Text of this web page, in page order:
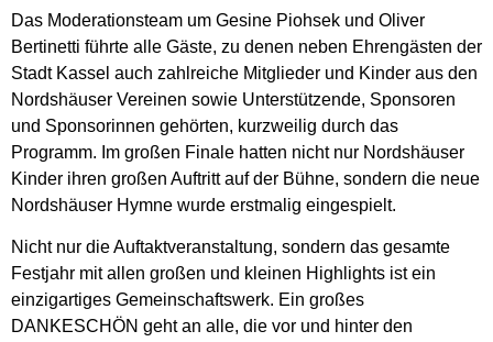
Das Moderationsteam um Gesine Piohsek und Oliver
Bertinetti führte alle Gäste, zu denen neben Ehrengästen der
Stadt Kassel auch zahlreiche Mitglieder und Kinder aus den
Nordshäuser Vereinen sowie Unterstützende, Sponsoren
und Sponsorinnen gehörten, kurzweilig durch das
Programm. Im großen Finale hatten nicht nur Nordshäuser
Kinder ihren großen Auftritt auf der Bühne, sondern die neue
Nordshäuser Hymne wurde erstmalig eingespielt.
Nicht nur die Auftaktveranstaltung, sondern das gesamte
Festjahr mit allen großen und kleinen Highlights ist ein
einzigartiges Gemeinschaftswerk. Ein großes
DANKESCHÖN geht an alle, die vor und hinter den